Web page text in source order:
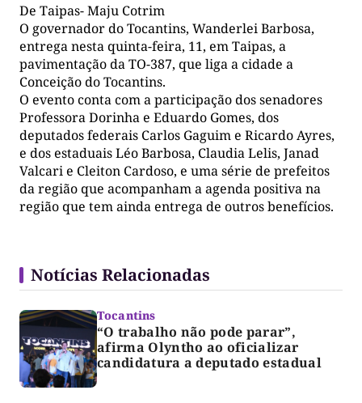
De Taipas- Maju Cotrim
O governador do Tocantins, Wanderlei Barbosa,
entrega nesta quinta-feira, 11, em Taipas, a
pavimentação da TO-387, que liga a cidade a
Conceição do Tocantins.
O evento conta com a participação dos senadores
Professora Dorinha e Eduardo Gomes, dos
deputados federais Carlos Gaguim e Ricardo Ayres,
e dos estaduais Léo Barbosa, Claudia Lelis, Janad
Valcari e Cleiton Cardoso, e uma série de prefeitos
da região que acompanham a agenda positiva na
região que tem ainda entrega de outros benefícios.
Notícias Relacionadas
Tocantins
“O trabalho não pode parar”,
afirma Olyntho ao oficializar
candidatura a deputado estadual